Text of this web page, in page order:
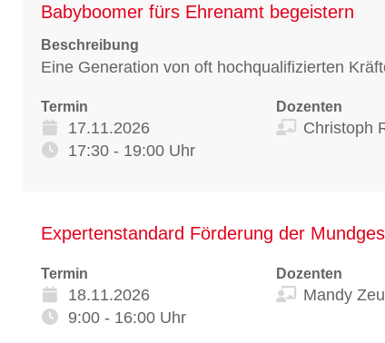
Babyboomer fürs Ehrenamt begeistern
Beschreibung
Eine Generation von oft hochqualifizierten
Termin
17.11.2026
17:30 - 19:00 Uhr
Dozenten
Christoph
Expertenstandard Förderung der
Termin
18.11.2026
9:00 - 16:00 Uhr
Dozenten
Mandy